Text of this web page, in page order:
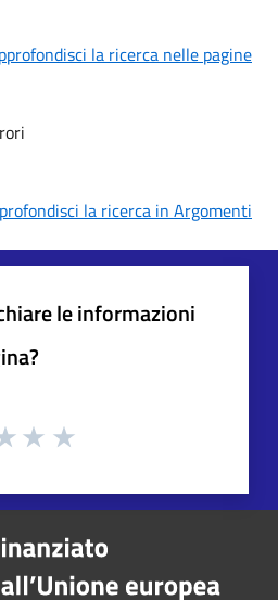
la ricerca nelle pagine
la ricerca in Argomenti
le informazioni